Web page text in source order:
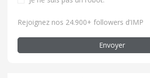
Rejoignez nos 24.900+ followers d’IMP
Envoyer